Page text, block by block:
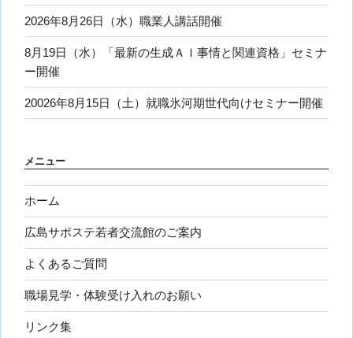
2026年8月26日（水）職業人講話開催
8月19日（水）「最新の生成ＡＩ事情と関連資格」セミナ
ー開催
20026年8月15日（土）就職氷河期世代向けセミナー開催
メニュー
ホーム
広島サポステ若者交流館のご案内
よくあるご質問
職場見学・体験受け入れのお願い
リンク集